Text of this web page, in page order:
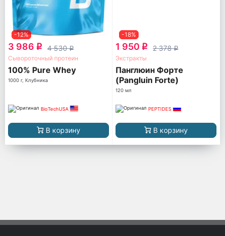
-12%
3 986 q 4 530q
Сывороточный протеин
100% Pure Whey
1000 г, Клубника
BioTechUSA
В корзину
-18%
1 950 q 2 378q
Экстракты
Панглюин Форте
(Pangluin Forte)
120 мл
PEPTIDES
В корзину